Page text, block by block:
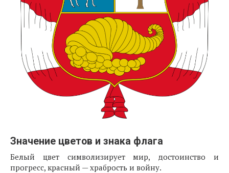
Значение цветов и знака флага
Белый цвет символизирует мир, достоинство и
прогресс, красный — храбрость и войну.